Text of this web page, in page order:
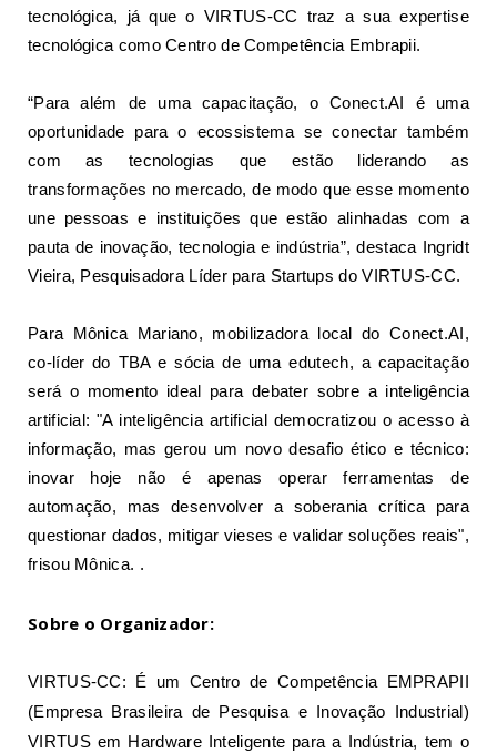
tecnológica, já que o VIRTUS-CC traz a sua expertise
tecnológica como Centro de Competência Embrapii.
“Para além de uma capacitação, o Conect.AI é uma
oportunidade para o ecossistema se conectar também
com as tecnologias que estão liderando as
transformações no mercado, de modo que esse momento
une pessoas e instituições que estão alinhadas com a
pauta de inovação, tecnologia e indústria”, destaca Ingridt
Vieira, Pesquisadora Líder para Startups do VIRTUS-CC.
Para Mônica Mariano, mobilizadora local do Conect.AI,
co-líder do TBA e sócia de uma edutech, a capacitação
será o momento ideal para debater sobre a inteligência
artificial: "A inteligência artificial democratizou o acesso à
informação, mas gerou um novo desafio ético e técnico:
inovar hoje não é apenas operar ferramentas de
automação, mas desenvolver a soberania crítica para
questionar dados, mitigar vieses e validar soluções reais",
frisou Mônica. .
Sobre o Organizador:
VIRTUS-CC: É um Centro de Competência EMPRAPII
(Empresa Brasileira de Pesquisa e Inovação Industrial)
VIRTUS em Hardware Inteligente para a Indústria, tem o